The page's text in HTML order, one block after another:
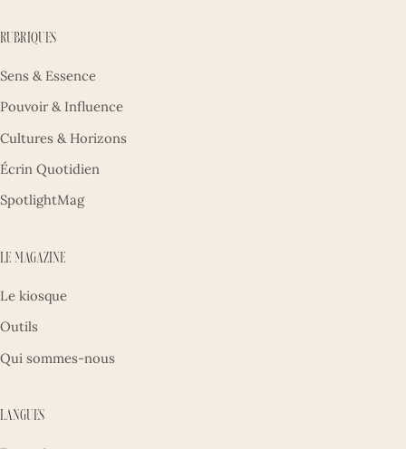
Rubriques
Sens & Essence
Pouvoir & Influence
Cultures & Horizons
Écrin Quotidien
SpotlightMag
Le magazine
Le kiosque
Outils
Qui sommes-nous
Langues